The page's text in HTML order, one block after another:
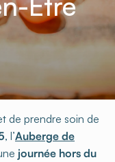
de prendre soin de
, l’Auberge de
journée hors du